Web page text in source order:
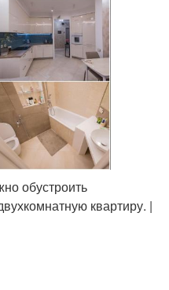
обустроить
квартиру. |